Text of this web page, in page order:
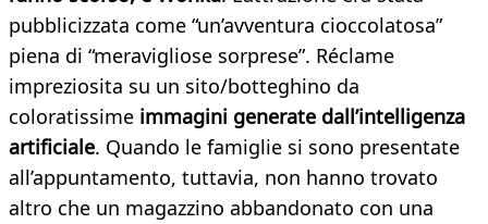
pubblicizzata come “un’avventura cioccolatosa”
piena di “meravigliose sorprese”. Réclame
impreziosita su un sito/botteghino da
coloratissime immagini generate dall’intelligenza
artificiale. Quando le famiglie si sono presentate
all’appuntamento, tuttavia, non hanno trovato
altro che un magazzino abbandonato con una